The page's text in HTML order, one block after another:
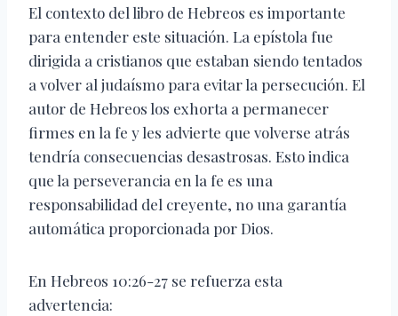
El contexto del libro de Hebreos es importante
para entender este situación. La epístola fue
dirigida a cristianos que estaban siendo tentados
a volver al judaísmo para evitar la persecución. El
autor de Hebreos los exhorta a permanecer
firmes en la fe y les advierte que volverse atrás
tendría consecuencias desastrosas. Esto indica
que la perseverancia en la fe es una
responsabilidad del creyente, no una garantía
automática proporcionada por Dios.
En Hebreos 10:26-27 se refuerza esta
advertencia: